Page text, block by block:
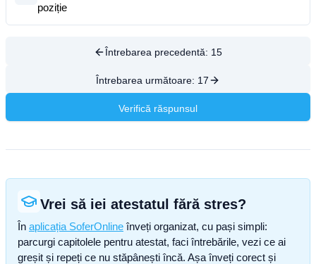
poziție
Întrebarea precedentă: 15
Întrebarea următoare: 17
Verifică răspunsul
Vrei să iei atestatul fără stres?
În aplicația SoferOnline înveți organizat, cu pași simpli:
parcurgi capitolele pentru atestat, faci întrebările, vezi ce ai
greșit și repeți ce nu stăpânești încă. Așa înveți corect și